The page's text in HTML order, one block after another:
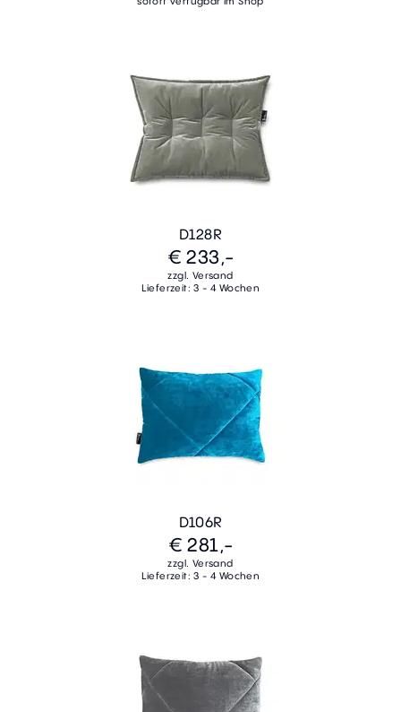
D128R
€ 233,-
zzgl. Versand
Lieferzeit: 3 - 4 Wochen
D106R
€ 281,-
zzgl. Versand
Lieferzeit: 3 - 4 Wochen